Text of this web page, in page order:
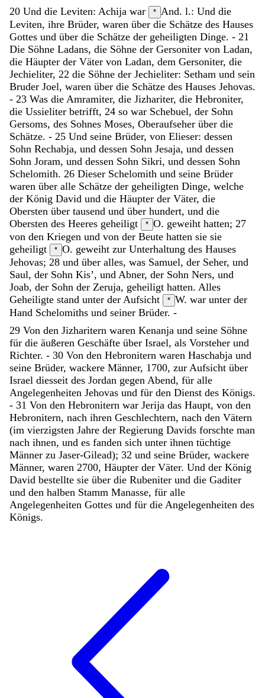
20 Und die Leviten: Achija war * And. l.: Und die
Leviten, ihre Brüder, waren über die Schätze des Hauses
Gottes und über die Schätze der geheiligten Dinge. - 21
Die Söhne Ladans, die Söhne der Gersoniter von Ladan,
die Häupter der Väter von Ladan, dem Gersoniter, die
Jechieliter, 22 die Söhne der Jechieliter: Setham und sein
Bruder Joel, waren über die Schätze des Hauses Jehovas.
- 23 Was die Amramiter, die Jizhariter, die Hebroniter,
die Ussieliter betrifft, 24 so war Schebuel, der Sohn
Gersoms, des Sohnes Moses, Oberaufseher über die
Schätze. - 25 Und seine Brüder, von Elieser: dessen
Sohn Rechabja, und dessen Sohn Jesaja, und dessen
Sohn Joram, und dessen Sohn Sikri, und dessen Sohn
Schelomith. 26 Dieser Schelomith und seine Brüder
waren über alle Schätze der geheiligten Dinge, welche
der König David und die Häupter der Väter, die
Obersten über tausend und über hundert, und die
Obersten des Heeres geheiligt * O. geweiht hatten; 27
von den Kriegen und von der Beute hatten sie sie
geheiligt
* O. geweiht zur Unterhaltung des Hauses
Jehovas; 28 und über alles, was Samuel, der Seher, und
Saul, der Sohn Kis’, und Abner, der Sohn Ners, und
Joab, der Sohn der Zeruja, geheiligt hatten. Alles
Geheiligte stand unter der Aufsicht * W. war unter der
Hand Schelomiths und seiner Brüder. -
29 Von den Jizharitern waren Kenanja und seine Söhne
für die äußeren Geschäfte über Israel, als Vorsteher und
Richter. - 30 Von den Hebronitern waren Haschabja und
seine Brüder, wackere Männer, 1700, zur Aufsicht über
Israel diesseit des Jordan gegen Abend, für alle
Angelegenheiten Jehovas und für den Dienst des Königs.
- 31 Von den Hebronitern war Jerija das Haupt, von den
Hebronitern, nach ihren Geschlechtern, nach den Vätern
(im vierzigsten Jahre der Regierung Davids forschte man
nach ihnen, und es fanden sich unter ihnen tüchtige
Männer zu Jaser-Gilead); 32 und seine Brüder, wackere
Männer, waren 2700, Häupter der Väter. Und der König
David bestellte sie über die Rubeniter und die Gaditer
und den halben Stamm Manasse, für alle
Angelegenheiten Gottes und für die Angelegenheiten des
Königs.